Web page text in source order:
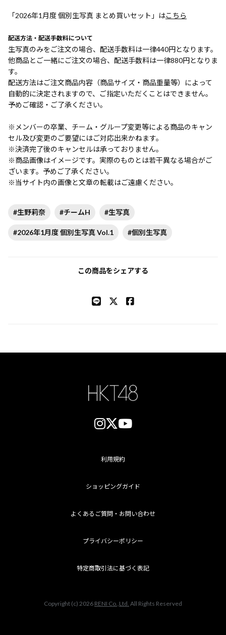
「2026年1月度 個別生写真 まとめ買いセット」はこちら
配送方法・配送手数料について
生写真のみをご注文の場合、配送手数料は一律440円となります。
他商品とご一緒にご注文の場合、配送手数料は一律880円となりま
す。
配送方法はご注文商品内容（商品サイズ・商品重量等）によって
自動的に決定されますので、ご指定いただくことはできません。
予めご確認・ご了承ください。
※メンバーの卒業、チーム・グループ変更等による商品のキャン
セル及び変更のご要望にはご対応出来かねます。
※決済完了後のキャンセルは承っておりません。
※商品画像はイメージです。実際のものとは若干異なる場合がご
ざいます。予めご了承ください。
※当サイト内の画像と文章の転載はご遠慮ください。
#生野莉奈 #チームH #生写真
#2026年1月度 個別生写真 Vol.1 #個別生写真
この商品をシェアする
利用規約
ショッピングガイド
よくあるご質問・お問い合わせ
プライバシーポリシー
特定商取引法に基づく表記
Copyright (c) 2026 RENI Co.,Ltd. All Rights Reserved